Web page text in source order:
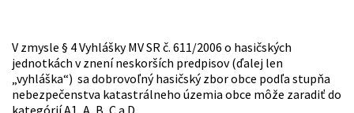
V zmysle § 4 Vyhlášky MV SR č. 611/2006 o hasičských
jednotkách v znení neskorších predpisov (ďalej len
„vyhláška“) sa dobrovoľný hasičský zbor obce podľa stupňa
nebezpečenstva katastrálneho územia obce môže zaradiť do